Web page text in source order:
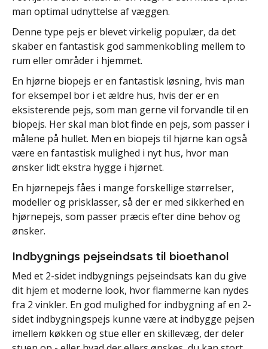
man optimal udnyttelse af væggen.
Denne type pejs er blevet virkelig populær, da det
skaber en fantastisk god sammenkobling mellem to
rum eller områder i hjemmet.
En hjørne biopejs er en fantastisk løsning, hvis man
for eksempel bor i et ældre hus, hvis der er en
eksisterende pejs, som man gerne vil forvandle til en
biopejs. Her skal man blot finde en pejs, som passer i
målene på hullet. Men en biopejs til hjørne kan også
være en fantastisk mulighed i nyt hus, hvor man
ønsker lidt ekstra hygge i hjørnet.
En hjørnepejs fåes i mange forskellige størrelser,
modeller og prisklasser, så der er med sikkerhed en
hjørnepejs, som passer præcis efter dine behov og
ønsker.
Indbygnings pejseindsats til bioethanol
Med et 2-sidet indbygnings pejseindsats kan du give
dit hjem et moderne look, hvor flammerne kan nydes
fra 2 vinkler. En god mulighed for indbygning af en 2-
sidet indbygningspejs kunne være at indbygge pejsen
imellem køkken og stue eller en skillevæg, der deler